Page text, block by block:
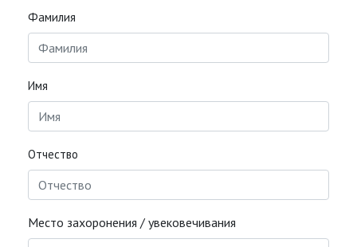
Фамилия
Имя
Отчество
Место захоронения / увековечивания